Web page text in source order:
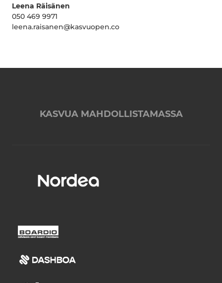
Leena Räisänen
050 469 9971
leena.raisanen@kasvuopen.co
KASVUA MAHDOLLISTAMASSA